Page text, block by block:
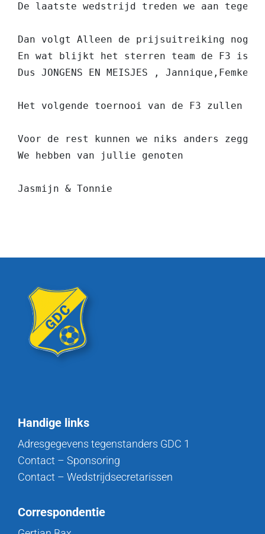
De laatste wedstrijd treden we aan tegen
Dan volgt Alleen de prijsuitreiking nog
En wat blijkt het sterren team de F3 is
Dus JONGENS EN MEISJES ,
Het volgende toernooi van de F3 zullen
Voor de rest kunnen we niks anders
We hebben van jullie genoten
Jasmijn & Tonnie
Handige links
Adresgegevens tegenstanders GDC 1
Contact – Sponsoring
Contact – Wedstrijdsecretarissen
Correspondentie